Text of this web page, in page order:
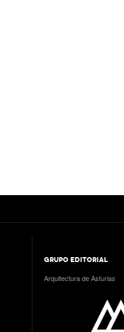
GRUPO EDITORIAL
Arquitectura de Asturias